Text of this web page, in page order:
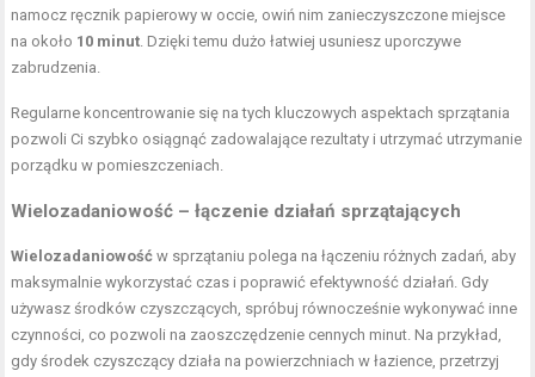
namocz ręcznik papierowy w occie, owiń nim zanieczyszczone miejsce
na około 10 minut. Dzięki temu dużo łatwiej usuniesz uporczywe
zabrudzenia.
Regularne koncentrowanie się na tych kluczowych aspektach sprzątania
pozwoli Ci szybko osiągnąć zadowalające rezultaty i utrzymać utrzymanie
porządku w pomieszczeniach.
Wielozadaniowość – łączenie działań sprzątających
Wielozadaniowość w sprzątaniu polega na łączeniu różnych zadań, aby
maksymalnie wykorzystać czas i poprawić efektywność działań. Gdy
używasz środków czyszczących, spróbuj równocześnie wykonywać inne
czynności, co pozwoli na zaoszczędzenie cennych minut. Na przykład,
gdy środek czyszczący działa na powierzchniach w łazience, przetrzyj